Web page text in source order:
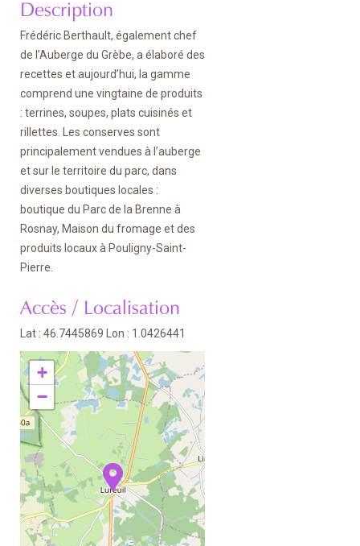
Description
Frédéric Berthault, également chef
de l’Auberge du Grèbe, a élaboré des
recettes et aujourd’hui, la gamme
comprend une vingtaine de produits
: terrines, soupes, plats cuisinés et
rillettes. Les conserves sont
principalement vendues à l’auberge
et sur le territoire du parc, dans
diverses boutiques locales :
boutique du Parc de la Brenne à
Rosnay, Maison du fromage et des
produits locaux à Pouligny-Saint-
Pierre.
Accès / Localisation
Lat : 46.7445869 Lon : 1.0426441
+
−